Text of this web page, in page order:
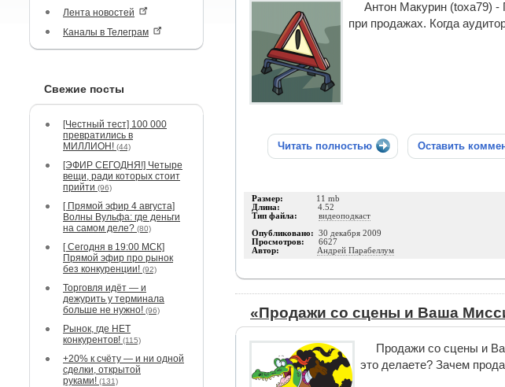
Лента новостей
Каналы в Телеграм
Свежие посты
[Честный тест] 100 000
превратились в
МИЛЛИОН! (44)
[ЭФИР СЕГОДНЯ!] Четыре
вещи, ради которых стоит
прийти (96)
[ Прямой эфир 4 августа]
Волны Вульфа: где деньги
на самом деле? (80)
[ Сегодня в 19:00 МСК]
Прямой эфир про рынок
без конкуренции! (92)
Торговля идёт — и
дежурить у терминала
больше не нужно! (96)
Рынок, где НЕТ
конкурентов! (115)
+20% к счёту — и ни одной
сделки, открытой
руками! (131)
Антон Макурин (toxa79) -
при продажах. Когда
Читать полностью Оставить
Размер: 11 mb
Длина: 4.52
Тип файла: видеоподкаст
Опубликовано: 30 декабря 2009
Просмотров: 6627
Автор: Андрей Парабеллум
«Продажи со сцены и Ваша
Продажи со сцены и
это делаете? Зачем